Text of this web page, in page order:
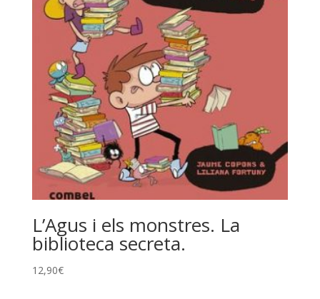
L’Agus i els monstres. La
biblioteca secreta.
12,90€